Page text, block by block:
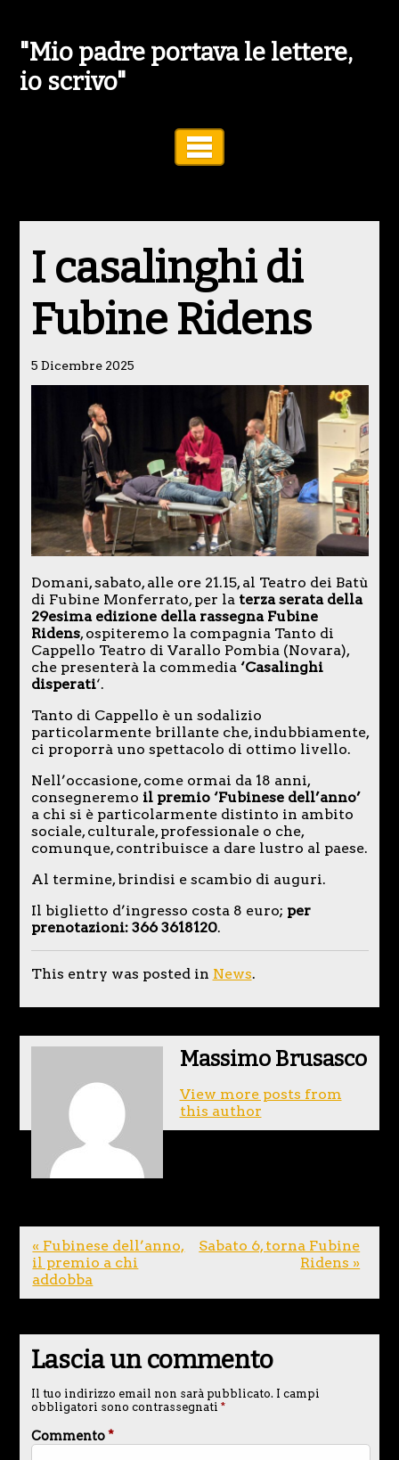
"Mio padre portava le lettere,
io scrivo"
I casalinghi di
Fubine Ridens
5 Dicembre 2025
Domani, sabato, alle ore 21.15, al Teatro dei Batù
di Fubine Monferrato, per la terza serata della
29esima edizione della rassegna Fubine
Ridens, ospiteremo la compagnia Tanto di
Cappello Teatro di Varallo Pombia (Novara),
che presenterà la commedia ‘Casalinghi
disperati‘.
Tanto di Cappello è un sodalizio
particolarmente brillante che, indubbiamente,
ci proporrà uno spettacolo di ottimo livello.
Nell’occasione, come ormai da 18 anni,
consegneremo il premio ‘Fubinese dell’anno’
a chi si è particolarmente distinto in ambito
sociale, culturale, professionale o che,
comunque, contribuisce a dare lustro al paese.
Al termine, brindisi e scambio di auguri.
Il biglietto d’ingresso costa 8 euro; per
prenotazioni: 366 3618120.
This entry was posted in News.
Massimo Brusasco
View more posts from
this author
« Fubinese dell’anno,
il premio a chi
addobba
Sabato 6, torna Fubine
Ridens »
Lascia un commento
Il tuo indirizzo email non sarà pubblicato. I campi
obbligatori sono contrassegnati *
Commento*